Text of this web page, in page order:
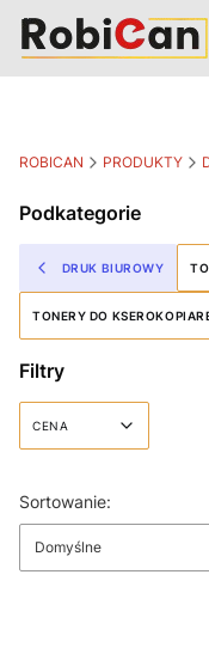
ROBICAN PRODUKTY
Podkategorie
DRUK BIUROWY
TONERY DO
Filtry
CENA
Lista produktów
Sortowanie:
Domyślne